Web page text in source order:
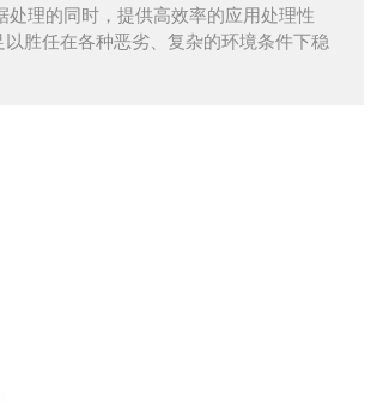
理的同时，提供高效率的应用处理性
胜任在各种恶劣、复杂的环境条件下稳